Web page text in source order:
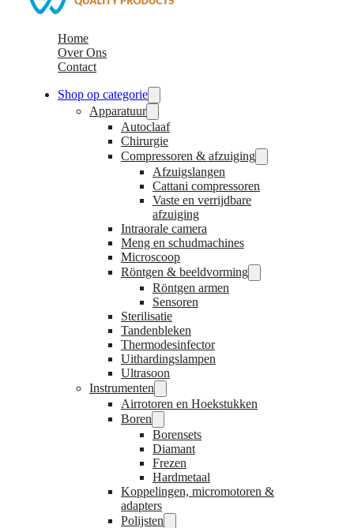
Home
Over Ons
Contact
Shop op categorie
Apparatuur
Autoclaaf
Chirurgie
Compressoren & afzuiging
Afzuigslangen
Cattani compressoren
Vaste en verrijdbare
afzuiging
Intraorale camera
Meng en schudmachines
Microscoop
Röntgen & beeldvorming
Röntgen armen
Sensoren
Sterilisatie
Tandenbleken
Thermodesinfector
Uithardingslampen
Ultrasoon
Instrumenten
Airrotoren en Hoekstukken
Boren
Borensets
Diamant
Frezen
Hardmetaal
Koppelingen, micromotoren &
adapters
Polijsten